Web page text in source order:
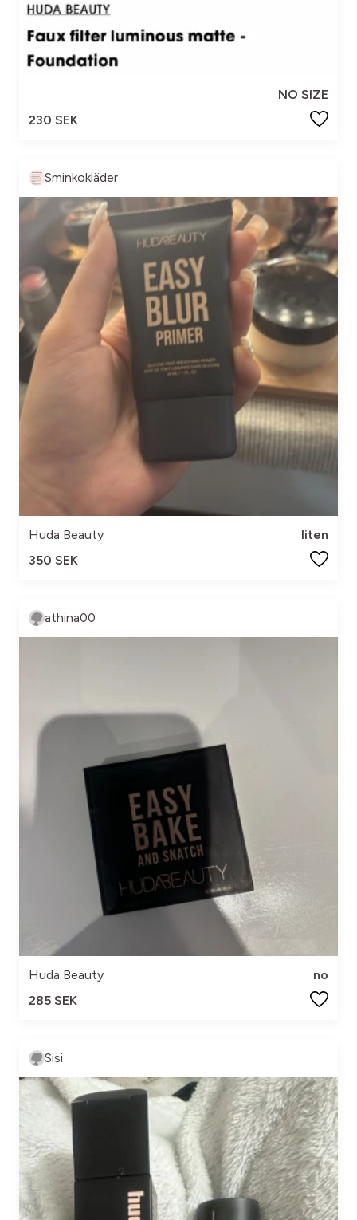
NO SIZE
230 SEK
Sminkokläder
Huda Beauty
liten
350 SEK
athina00
Huda Beauty
no
285 SEK
Sisi